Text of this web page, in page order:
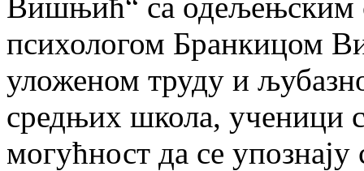
психологом Бранкицом
уложеном труду и
средњих школа, ученици
могућност да се